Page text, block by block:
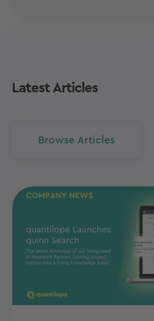
Latest Articles
Browse Articles